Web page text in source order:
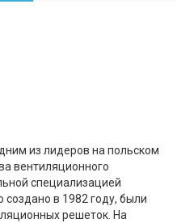
из лидеров на польском
вентиляционного
специализацией
в 1982 году, были
решеток. На